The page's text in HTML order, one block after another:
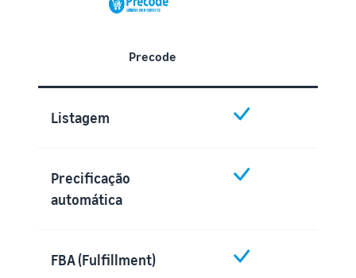
Precode
Listagem
Precificação
automática
FBA (Fulfillment)